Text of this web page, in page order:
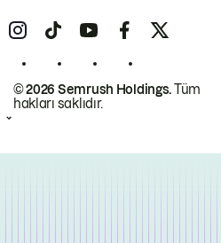
© 2026 Semrush Holdings.Tüm
hakları saklıdır.